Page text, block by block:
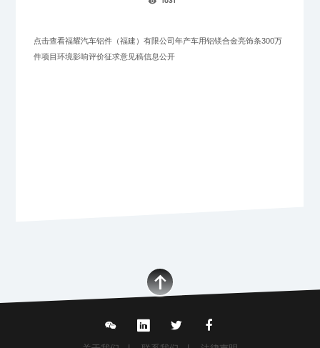
点击查看福耀汽车铝件（福建）有限公司年产车用铝镁合金亮饰条300万
件项目环境影响评价征求意见稿信息公开